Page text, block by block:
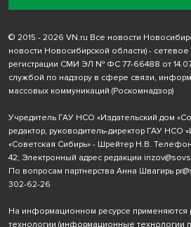
© 2015 - 2026 VN.ru Все новости
новости Новосибирской области) -
регистрации СМИ ЭЛ № ФС 77-66488 от
службой по надзору в сфере связи,
массовых коммуникаций (Роскомнадзор)
Учредитель ГАУ НСО «Издательский дом
редактор, руководитель-директор ГАУ НСО
«Советская Сибирь» - Шрейтер Н.В.
42; Электронный адрес редакции
По вопросам партнерства Анна Швагирь
302-62-26
На информационном ресурсе применяются
технологии (информационные технологии